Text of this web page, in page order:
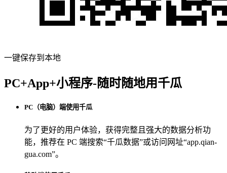
一键保存到本地
PC+App+小程序-随时随地用千瓜
PC（电脑）端使用千瓜
为了更好的用户体验，获得完整且强大的数据分析功
能，推荐在 PC 端搜索“千瓜数据”或访问网址“app.qian-
gua.com”。